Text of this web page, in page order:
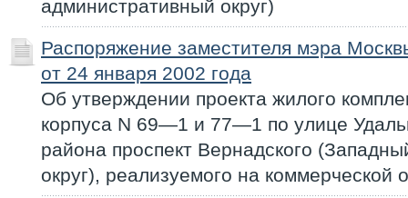
административный округ)
Распоряжение заместителя мэра
от 24 января 2002 года
Об утверждении проекта жилого
корпуса N 69—1 и 77—1 по улице
района проспект Вернадского
округ), реализуемого на коммерческой